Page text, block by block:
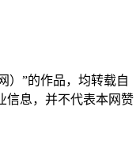
）”的作品，均转载自
信息，并不代表本网赞